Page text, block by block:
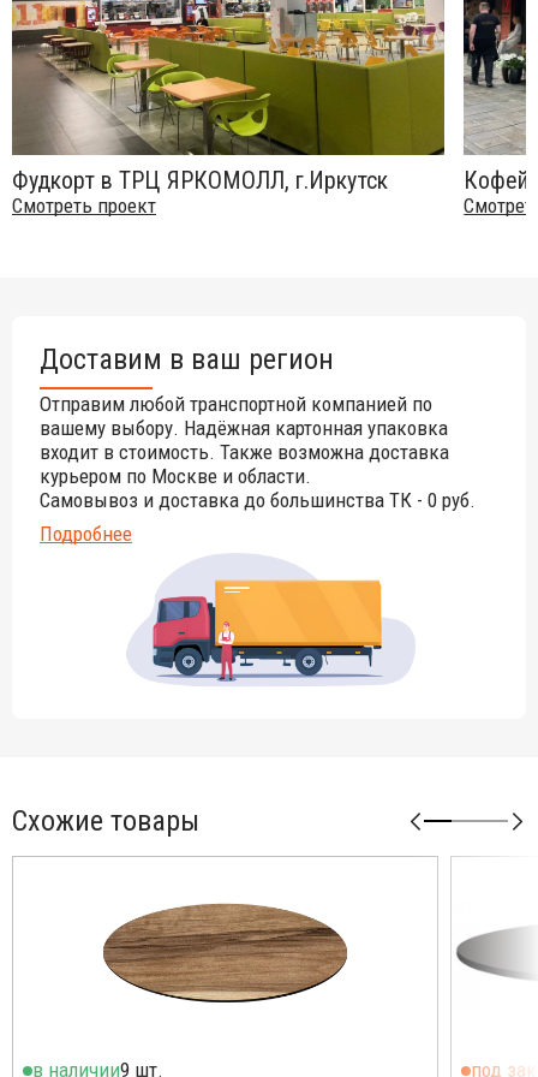
стабильная форма;
стойкость к различным погодным проявлениям;
прочная однородная поверхность;
стойкость к воздействию ультрафиолетовых лучей;
стойкость к тепловым воздействиям.
Использование столешниц Werzalit:
в офисах, залов для проведения конференций и
собраний;
в буфетах различных учреждений;
на летних площадках городских и пляжных кафе, баров,
ресторанов.
Коллекция декоров
передающими ощущения природы, наполнит интерьер
энергией, а естественные оттенки оживления придадут ему
Возможные размеры столешниц:
круглые - Ø600 мм, Ø700 мм, Ø800 мм, Ø900 мм, Ø1070 мм;
Декор можно выбрать из
необходимого декора.
Фудкорт в ТРЦ ЯРКОМОЛЛ, г.Иркутск
Смотреть проект
Доставим в ваш регион
Отправим любой транспортной компанией по
вашему выбору. Надёжная картонная упаковка
входит в стоимость. Также возможна доставка
курьером по Москве и области.
Самовывоз и доставка до большинства ТК - 0 руб.
Подробнее
Схожие товары
в наличии9 шт. под